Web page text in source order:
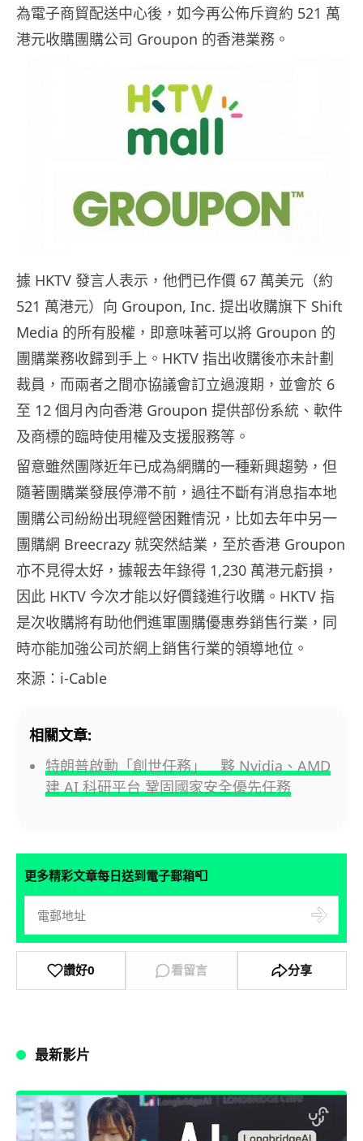
為電子商貿配送中心後，如今再公佈斥資約 521 萬
港元收購團購公司 Groupon 的香港業務。
據 HKTV 發言人表示，他們已作價 67 萬美元（約
521 萬港元）向 Groupon, Inc. 提出收購旗下 Shift
Media 的所有股權，即意味著可以將 Groupon 的
團購業務收歸到手上。HKTV 指出收購後亦未計劃
裁員，而兩者之間亦協議會訂立過渡期，並會於 6
至 12 個月內向香港 Groupon 提供部份系統、軟件
及商標的臨時使用權及支援服務等。
留意雖然團隊近年已成為網購的一種新興趨勢，但
隨著團購業發展停滯不前，過往不斷有消息指本地
團購公司紛紛出現經營困難情況，比如去年中另一
團購網 Breecrazy 就突然結業，至於香港 Groupon
亦不見得太好，據報去年錄得 1,230 萬港元虧損，
因此 HKTV 今次才能以好價錢進行收購。HKTV 指
是次收購將有助他們進軍團購優惠券銷售行業，同
時亦能加強公司於網上銷售行業的領導地位。
來源：i-Cable
相關文章:
特朗普啟動「創世任務」 夥 Nvidia、AMD
建 AI 科研平台 鞏固國家安全優先任務
更多精彩文章每日送到電子郵箱📮
讚好0 看留言 分享
最新影片